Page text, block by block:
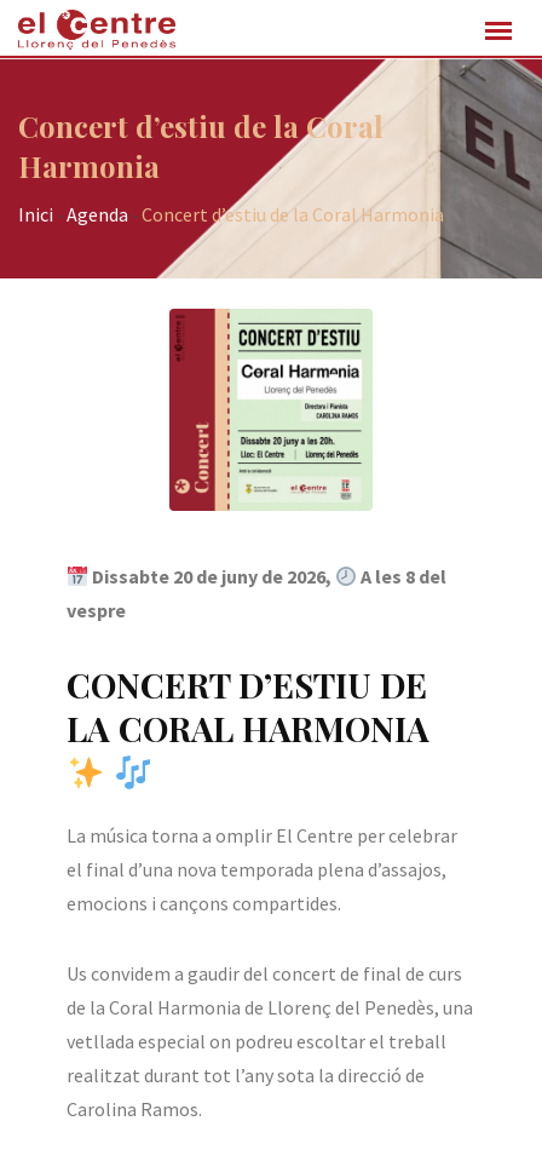
Concert d’estiu de la Coral
Harmonia
Inici -Agenda -Concert d’estiu de la Coral Harmonia
Dissabte 20 de juny de 2026,
A les 8 del
vespre
CONCERT D’ESTIU DE
LA CORAL HARMONIA
La música torna a omplir El Centre per celebrar
el final d’una nova temporada plena d’assajos,
emocions i cançons compartides.
Us convidem a gaudir del concert de final de curs
de la Coral Harmonia de Llorenç del Penedès, una
vetllada especial on podreu escoltar el treball
realitzat durant tot l’any sota la direcció de
Carolina Ramos.